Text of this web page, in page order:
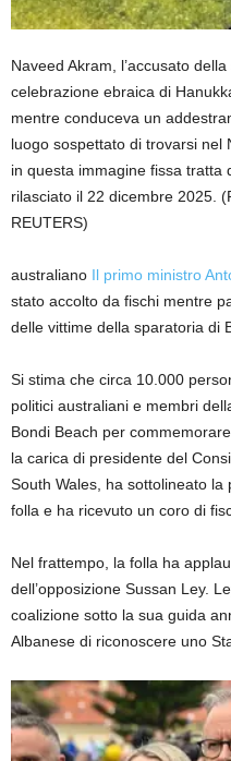
Naveed Akram, l’accusato
celebrazione ebraica di
mentre conduceva un
luogo sospettato di trovarsi nel
in questa immagine fissa tratta
rilasciato il 22 dicembre 2025.
REUTERS)
australiano Il primo ministro
stato accolto da fischi mentre
delle vittime della sparatoria di
Si stima che circa 10.000
politici australiani e membri
Bondi Beach per
la carica di presidente del
South Wales, ha sottolineato
folla e ha ricevuto un coro di
Nel frattempo, la folla ha
dell’opposizione Sussan Ley.
coalizione sotto la sua guida
Albanese di riconoscere uno